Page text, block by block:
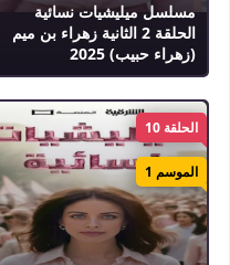
مسلسل ميليشيات نسائية
الحلقة 2 الثانية زهراء بن ميم
(زهراء حبيب) 2025
الحلقة 10
الموسم 1